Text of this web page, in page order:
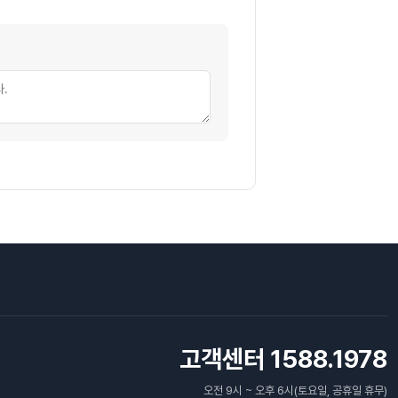
고객센터 1588.1978
오전 9시 ~ 오후 6시(토요일, 공휴일 휴무)